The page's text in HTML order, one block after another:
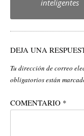
inteligentes
DEJA UNA
Tu dirección de correo
obligatorios están
COMENTARIO *